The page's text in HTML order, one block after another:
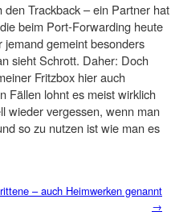
Trackback – ein Partner hat
beim Port-Forwarding heute
gemeint besonders
sieht Schrott. Daher: Doch
Fritzbox hier auch
Fällen lohnt es meist wirklich
wieder vergessen, wenn man
so zu nutzen ist wie man es
– auch Heimwerken genannt
→